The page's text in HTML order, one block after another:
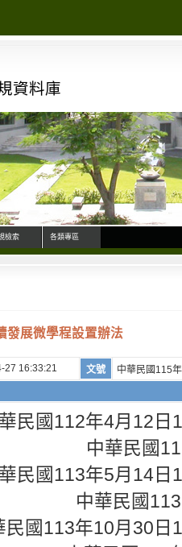
資料庫
檢索 各類專區
發展微學程設置辦法
27 16:33:21 文號 中華民國115
民國112年4月12日
中華民國
民國113年5月14日
中華民國
民國113年10月30日